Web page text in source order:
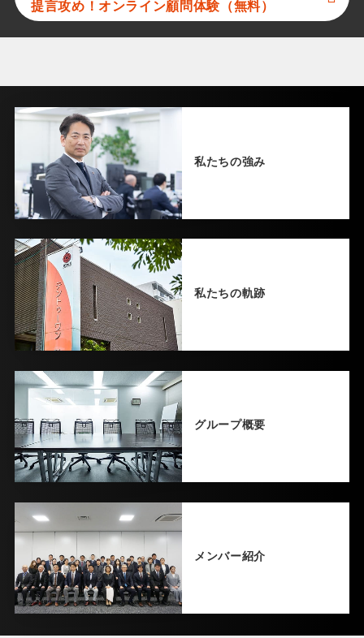
提言攻め！オンライン顧問体験（無料）
私たちの強み
私たちの軌跡
グループ概要
メンバー紹介